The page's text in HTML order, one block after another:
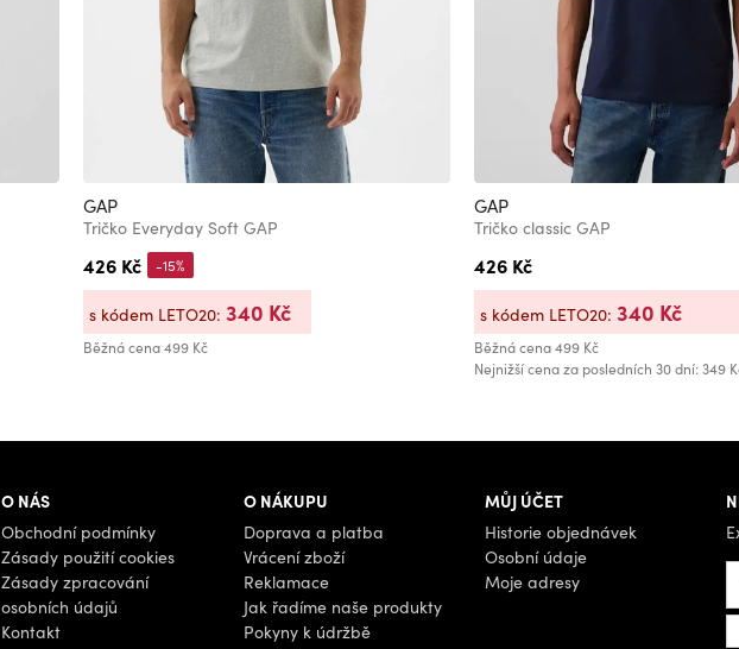
GAP
Tričko Everyday Soft GAP
426 Kč
Běžná cena499 Kč
-15%
s kódem LETO20: 340 Kč
GAP
Tričko classic GAP
426 Kč
Běžná cena499 Kč
Nejnižší cena za posledních 30 dní: 349
s kódem LETO20: 340 Kč
O NÁS
Obchodní podmínky
Zásady použití cookies
Zásady zpracování
osobních údajů
Kontakt
O NÁKUPU
Doprava a platba
Vrácení zboží
Reklamace
Jak řadíme naše produkty
Pokyny k údržbě
MŮJ ÚČET
Historie objednávek
Osobní údaje
Moje adresy